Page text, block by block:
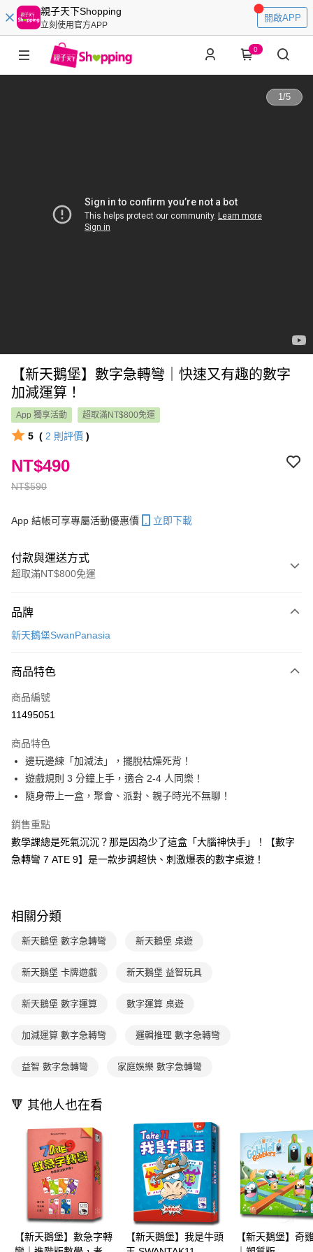
親子天下Shopping
立刻使用官方APP
開啟APP
0
1/5
【新天鵝堡】數字急轉彎｜快速又有趣的數字
加減運算！
App 獨享活動 超取滿NT$800免運
5 ( 2 則評價 )
NT$590
NT$490
App 結帳可享專屬活動優惠價 立即下載
付款與運送方式
超取滿NT$800免運
信用卡一次付款
Apple Pay
大哥付你分期
相關說明
1.本服務由台灣大哥大提供，台灣大哥大用戶可立即使用無須另外申請。
2.付款方式選擇「大哥付你分期」，訂單成立後會自動跳轉到大哥付的交易
流程，驗證手機門號後，選擇欲分期的期數、繳款截止日，確認付款後即完
成交易。
3.實際核准額度、可分期數及費用金額請依後續交易確認頁面所載為準。
消。如遇「轉專審核」未通過狀況，表示未達大哥付你分期系統評分，恕無
法說明評估內容。
【繳款方式說明】
1.分期款項不併入電信帳單，「大哥付你分期」於每月結算日後寄送繳費提
【注意事項】
用戶於交易時，得透過本服務購買商品或服務，並由商店將買賣／分期付款
2.基於同意付款使用「大哥付你分期」之契約關係目的，商店將以您的個人
3.完整用戶服務條款，請詳閱以下連結：https://oppay.tw/userRule
AFTEE先享後付
相關說明
【關於「AFTEE先享後付」】
便利好安心！
２．便利：只要手機號碼，簡訊認證，即可結帳。
３．安心：先確認商品／服務後，再付款。
【「AFTEE先享後付」結帳流程】
３．收到繳費通知簡訊後14天內，點擊此簡訊中的連結，可透過四大超商／
ATM／網路銀行／等多元方式進行付款，方視為交易完成。
※ 請注意：結帳手續完成當下不需立刻繳費，但若您需要取消訂單，請聯絡
※ 交易是否成功請以「AFTEE先享後付 」之結帳頁面顯示為準，若有關於
客戶支援中心」https://netprotections.freshdesk.com/support/home
１．透過由恩沛科技股份有限公司提供之「AFTEE先享後付」服務完成之交
權轉讓予恩沛科技股份有限公司。
３．未成年的使用者請事先徵得法定代理人或監護人之同意方可使用
「AFTEE先享後付」，若未經同意申辦者引起之損失，本公司不負相關責
４．使用「AFTEE先享後付」時，將依據個別帳號之用戶狀況，依本公司即
時審查核予不同之上限額度；若仍有額度不足之情形，本公司將視審查結果
請求用戶進行身份認證。
５．嚴禁一人註冊多個帳號或使用他人資訊註冊。若發現惡意使用之情形，
恩沛科技股份有限公司將有權停止該用戶之使用額度並採取法律行動。
ATM付款
運送方式
付款後全家取貨
每筆NT$70，滿NT$800(含以上)免運費
離島宅配（澎湖、金門、馬祖、小琉球；不適用於郵局i郵箱）
品牌
新天鵝堡SwanPanasia
商品特色
商品編號
11495051
商品特色
邊玩邊練「加減法」，擺脫枯燥死背！
遊戲規則 3 分鐘上手，適合 2-4 人同樂！
隨身帶上一盒，聚會、派對、親子時光不無聊！
銷售重點
數學課總是死氣沉沉？那是因為少了這盒「大腦神快手」！【數字
急轉彎 7 ATE 9】是一款步調超快、刺激爆表的數字桌遊！
相關分類
新天鵝堡 數字急轉彎 新天鵝堡 桌遊
新天鵝堡 卡牌遊戲 新天鵝堡 益智玩具
新天鵝堡 數字運算 數字運算 桌遊
加減運算 數字急轉彎 邏輯推理 數字急轉彎
益智 數字急轉彎 家庭娛樂 數字急轉彎
🔻 其他人也在看
【新天鵝堡】數急字轉
【新天鵝堡】我是牛頭
【新天鵝堡】奇